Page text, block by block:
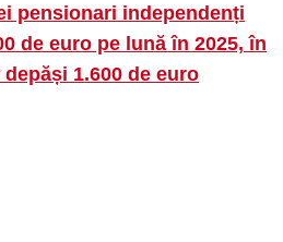
pensionari independenți
de euro pe lună în 2025, în
1.600 de euro